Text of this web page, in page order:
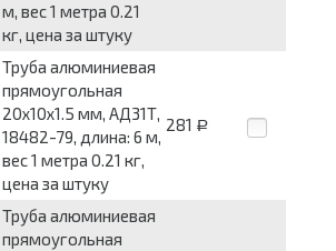
м, вес 1 метра 0.21
кг, цена за штуку
Труба алюминиевая
прямоугольная
20x10x1.5 мм, АД31Т,
18482-79, длина: 6 м,
вес 1 метра 0.21 кг,
цена за штуку
281 Р
Труба алюминиевая
прямоугольная